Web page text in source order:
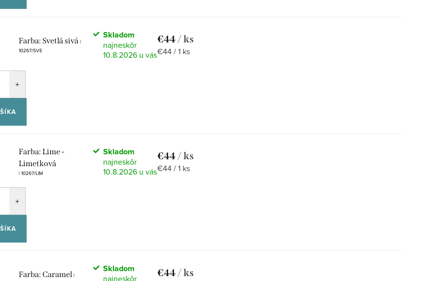
Farba: Svetlá sivá |
10267/SVE
Skladom
10.8.2026
€44 / ks
Jednotková
€44 / 1 ks
Farba: Lime -
Limetková
| 10267/LIM
Skladom
10.8.2026
€44 / ks
Jednotková
€44 / 1 ks
Farba: Caramel |
Skladom €44 / ks